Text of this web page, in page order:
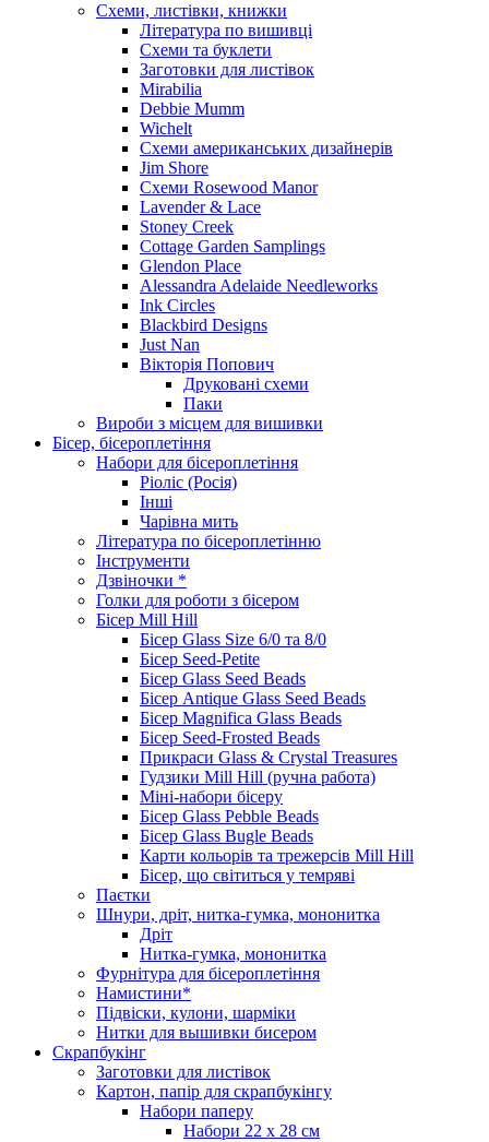
Схеми, листівки, книжки
Література по вишивці
Схеми та буклети
Заготовки для листівок
Mirabilia
Debbie Mumm
Wichelt
Схеми американських дизайнерів
Jim Shore
Cхеми Rosewood Manor
Lavender & Lace
Stoney Creek
Cottage Garden Samplings
Glendon Place
Alessandra Adelaide Needleworks
Ink Circles
Blackbird Designs
Just Nan
Вікторія Попович
Друковані схеми
Паки
Вироби з місцем для вишивки
Бісер, бісероплетіння
Набори для бісероплетіння
Ріоліс (Росія)
Інші
Чарівна мить
Література по бісероплетінню
Інструменти
Дзвіночки *
Голки для роботи з бісером
Бісер Mill Hill
Бісер Glass Size 6/0 та 8/0
Бісер Seed-Petite
Бісер Glass Seed Beads
Бісер Antique Glass Seed Beads
Бісер Magnifica Glass Beads
Бісер Seed-Frosted Beads
Прикраси Glass & Crystal Treasures
Гудзики Mill Hill (ручна работа)
Міні-набори бісеру
Бісер Glass Pebble Beads
Бісер Glass Bugle Beads
Карти кольорів та трежерсів Mill Hill
Бісер, що світиться у темряві
Паєтки
Шнури, дріт, нитка-гумка, мононитка
Дріт
Нитка-гумка, мононитка
Фурнітура для бісероплетіння
Намистини*
Підвіски, кулони, шарміки
Нитки для вышивки бисером
Скрапбукінг
Заготовки для листівок
Картон, папір для скрапбукінгу
Набори паперу
Набори 22 х 28 см